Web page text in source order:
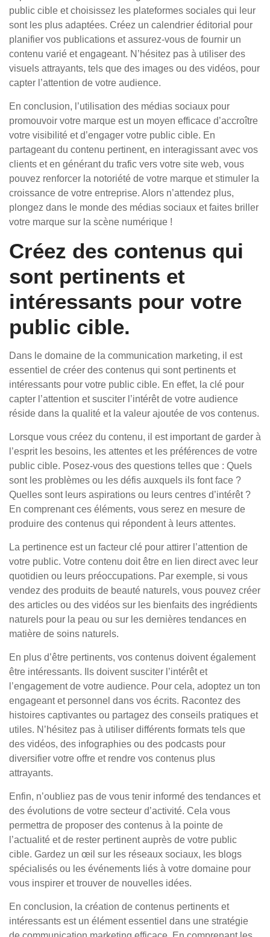
public cible et choisissez les plateformes sociales qui leur
sont les plus adaptées. Créez un calendrier éditorial pour
planifier vos publications et assurez-vous de fournir un
contenu varié et engageant. N’hésitez pas à utiliser des
visuels attrayants, tels que des images ou des vidéos, pour
capter l’attention de votre audience.
En conclusion, l’utilisation des médias sociaux pour
promouvoir votre marque est un moyen efficace d’accroître
votre visibilité et d’engager votre public cible. En
partageant du contenu pertinent, en interagissant avec vos
clients et en générant du trafic vers votre site web, vous
pouvez renforcer la notoriété de votre marque et stimuler la
croissance de votre entreprise. Alors n’attendez plus,
plongez dans le monde des médias sociaux et faites briller
votre marque sur la scène numérique !
Créez des contenus qui
sont pertinents et
intéressants pour votre
public cible.
Dans le domaine de la communication marketing, il est
essentiel de créer des contenus qui sont pertinents et
intéressants pour votre public cible. En effet, la clé pour
capter l’attention et susciter l’intérêt de votre audience
réside dans la qualité et la valeur ajoutée de vos contenus.
Lorsque vous créez du contenu, il est important de garder à
l’esprit les besoins, les attentes et les préférences de votre
public cible. Posez-vous des questions telles que : Quels
sont les problèmes ou les défis auxquels ils font face ?
Quelles sont leurs aspirations ou leurs centres d’intérêt ?
En comprenant ces éléments, vous serez en mesure de
produire des contenus qui répondent à leurs attentes.
La pertinence est un facteur clé pour attirer l’attention de
votre public. Votre contenu doit être en lien direct avec leur
quotidien ou leurs préoccupations. Par exemple, si vous
vendez des produits de beauté naturels, vous pouvez créer
des articles ou des vidéos sur les bienfaits des ingrédients
naturels pour la peau ou sur les dernières tendances en
matière de soins naturels.
En plus d’être pertinents, vos contenus doivent également
être intéressants. Ils doivent susciter l’intérêt et
l’engagement de votre audience. Pour cela, adoptez un ton
engageant et personnel dans vos écrits. Racontez des
histoires captivantes ou partagez des conseils pratiques et
utiles. N’hésitez pas à utiliser différents formats tels que
des vidéos, des infographies ou des podcasts pour
diversifier votre offre et rendre vos contenus plus
attrayants.
Enfin, n’oubliez pas de vous tenir informé des tendances et
des évolutions de votre secteur d’activité. Cela vous
permettra de proposer des contenus à la pointe de
l’actualité et de rester pertinent auprès de votre public
cible. Gardez un œil sur les réseaux sociaux, les blogs
spécialisés ou les événements liés à votre domaine pour
vous inspirer et trouver de nouvelles idées.
En conclusion, la création de contenus pertinents et
intéressants est un élément essentiel dans une stratégie